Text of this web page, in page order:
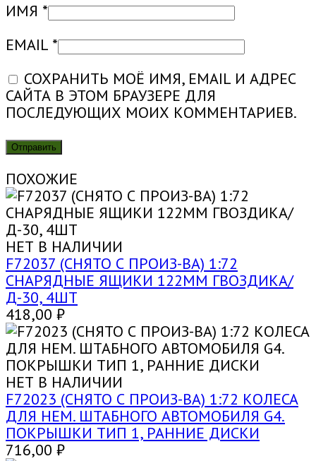
ИМЯ *
EMAIL *
СОХРАНИТЬ МОЁ ИМЯ, EMAIL И АДРЕС
САЙТА В ЭТОМ БРАУЗЕРЕ ДЛЯ
ПОСЛЕДУЮЩИХ МОИХ КОММЕНТАРИЕВ.
ПОХОЖИЕ
НЕТ В НАЛИЧИИ
F72037 (СНЯТО С ПРОИЗ-ВА) 1:72
СНАРЯДНЫЕ ЯЩИКИ 122ММ ГВОЗДИКА/
Д-30, 4ШТ
418,00 ₽
НЕТ В НАЛИЧИИ
F72023 (СНЯТО С ПРОИЗ-ВА) 1:72 КОЛЕСА
ДЛЯ НЕМ. ШТАБНОГО АВТОМОБИЛЯ G4.
ПОКРЫШКИ ТИП 1, РАННИЕ ДИСКИ
716,00 ₽